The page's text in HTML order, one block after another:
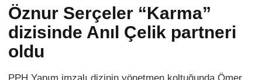
Öznur Serçeler “Karma”
dizisinde Anıl Çelik partneri
oldu